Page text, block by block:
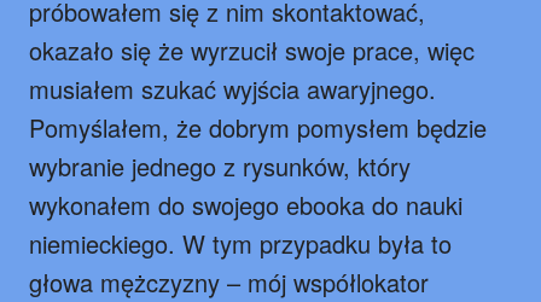
próbowałem się z nim skontaktować,
okazało się że wyrzucił swoje prace, więc
musiałem szukać wyjścia awaryjnego.
Pomyślałem, że dobrym pomysłem będzie
wybranie jednego z rysunków, który
wykonałem do swojego ebooka do nauki
niemieckiego. W tym przypadku była to
głowa mężczyzny – mój współlokator